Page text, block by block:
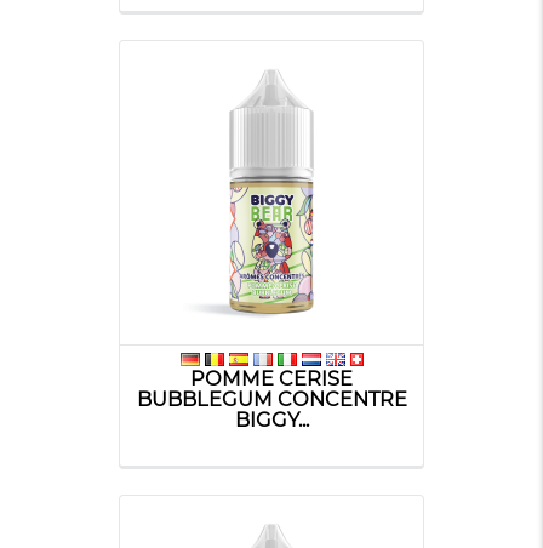
POMME CERISE
BUBBLEGUM CONCENTRE
BIGGY...